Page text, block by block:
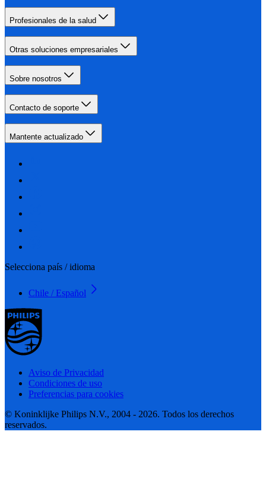
Profesionales de la salud
Otras soluciones empresariales
Sobre nosotros
Contacto de soporte
Mantente actualizado
Selecciona país / idioma
Chile / Español
Aviso de Privacidad
Condiciones de uso
Preferencias para cookies
© Koninklijke Philips N.V., 2004 - 2026. Todos los derechos
reservados.